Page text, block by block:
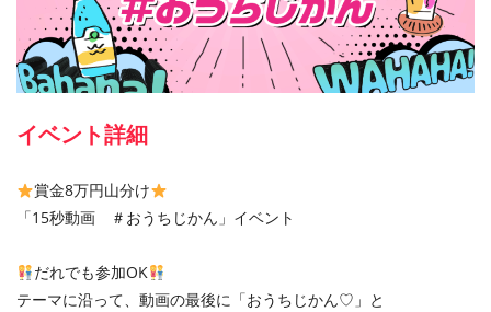
イベント詳細
賞金8万円山分け
「15秒動画 ＃おうちじかん」イベント
だれでも参加OK
テーマに沿って、動画の最後に「おうちじかん♡」と